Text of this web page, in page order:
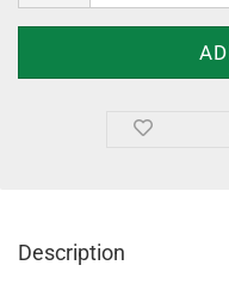
Description